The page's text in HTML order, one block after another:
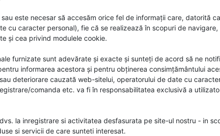
este necesar să accesăm orice fel de informații care, datorită
cu caracter personal), fie că se realizează în scopuri de
și cea privind modulele cookie.
furnizate sunt adevărate și exacte și sunteți de acord să ne
informarea acestora și pentru obținerea consimțământului
deteriorare cauzată web-sitelui, operatorului de date cu
comanda etc. va fi în responsabilitatea exclusivă a
la inregistrare si activitatea desfasurata pe site-ul nostru - in
si servicii de care sunteti interesat.